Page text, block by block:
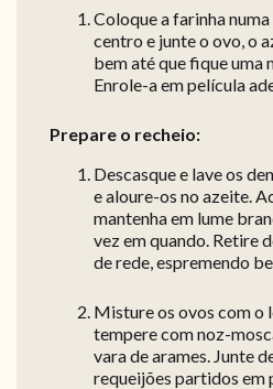
Coloque a farinha
centro e junte o ovo, o
bem até que fique uma
Enrole-a em película
Prepare o recheio:
Descasque e lave os
e aloure-os no azeite.
mantenha em lume
vez em quando. Retire
de rede, espremendo
Misture os ovos com o
tempere com noz-
vara de arames. Junte
requeijões partidos em